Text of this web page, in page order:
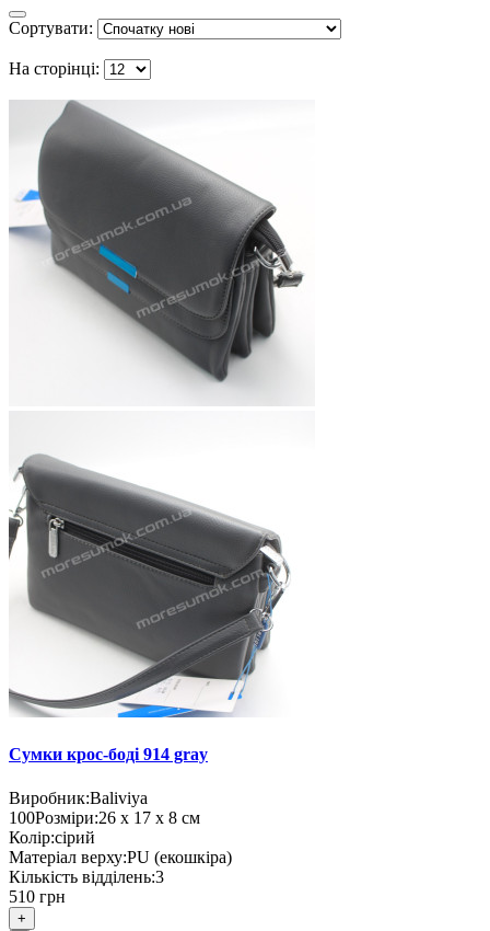
Сортувати:
На сторінці:
Сумки крос-боді 914 gray
Виробник:Baliviya
100Розміри:26 х 17 х 8 см
Колір:сірий
Матеріал верху:PU (екошкіра)
Кількість відділень:3
510 грн
+